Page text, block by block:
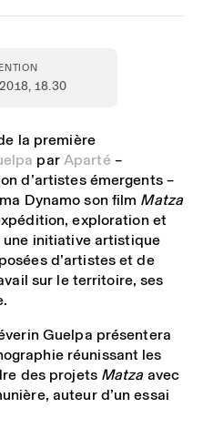
, 18.30
la première
parAparté –
d’artistes émergents –
Dynamo son film Matza
exploration et
une initiative artistique
d’artistes et de
sur le territoire, ses
Guelpa présentera
réunissant les
des projets Matza avec
auteur d’un essai